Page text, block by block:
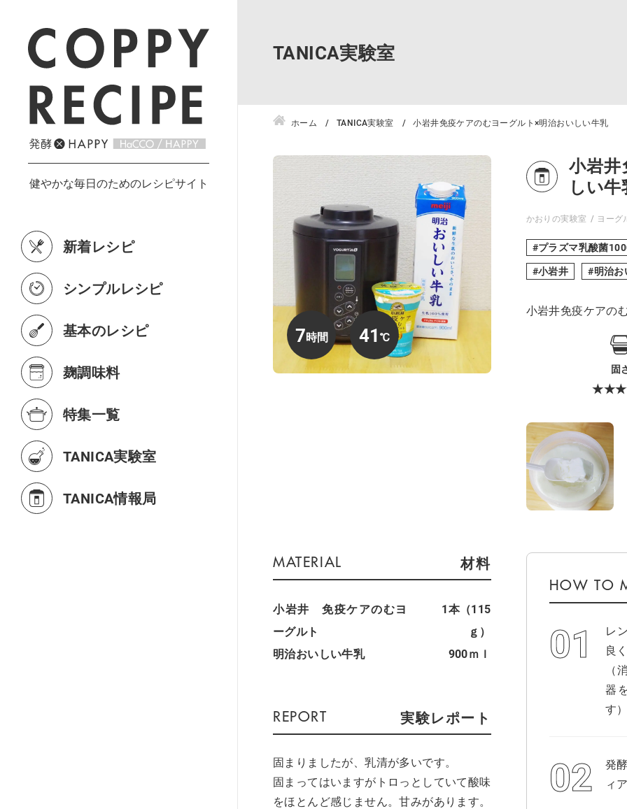
新着レシピ
シンプルレシピ
基本のレシピ
麹調味料
特集一覧
TANICA実験室
TANICA情報局
TANICA実験室
ホーム TANICA実験室 小岩井免疫ケアのむヨーグルト×明治おいしい牛乳
7 41
小岩
しい牛
かおりの実験室 ヨーグ
プラズマ乳酸菌
小岩井
明治
小岩井免疫ケアの
固
材料
小岩井 免疫ケアのむヨ
ーグルト
1本（115
ｇ）
明治おいしい牛乳
900ｍｌ
実験レポート
固まりましたが、乳清が多いです。
固まってはいますがトロっとしていて酸味
をほとんど感じません。甘みがあります。
レ
良
（
器
す
発
ィ